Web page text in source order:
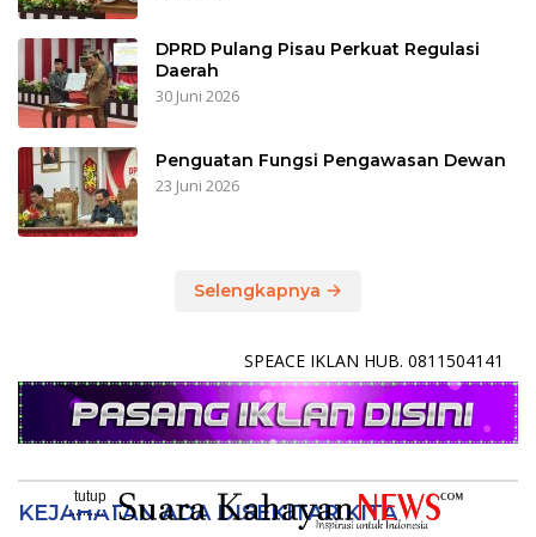
DPRD Pulang Pisau Perkuat Regulasi
Daerah
30 Juni 2026
Penguatan Fungsi Pengawasan Dewan
23 Juni 2026
Selengkapnya
SPEACE IKLAN HUB. 0811504141
KEJAHATAN ADA DISEKITAR KITA
tutup
..........